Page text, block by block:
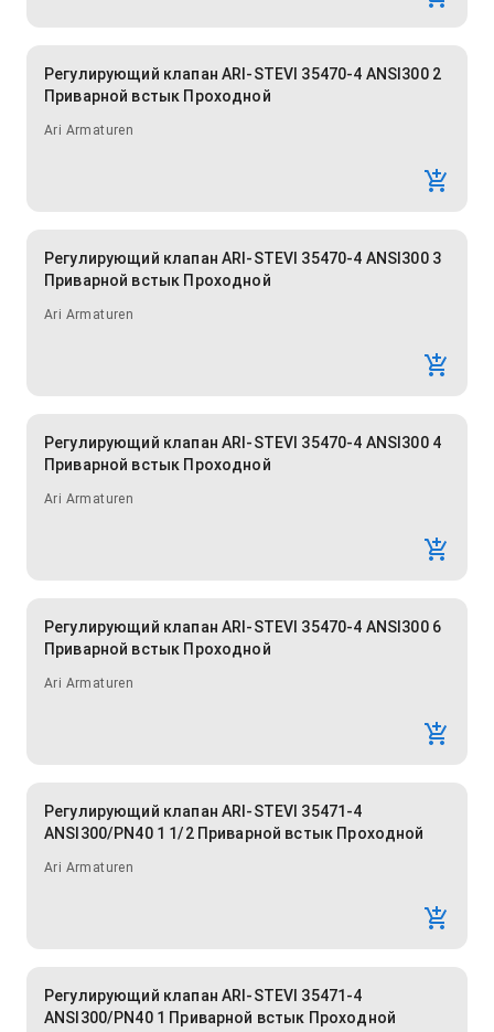
Регулирующий клапан ARI-STEVI 35470-4 ANSI300 2
Приварной встык Проходной
Ari Armaturen
Регулирующий клапан ARI-STEVI 35470-4 ANSI300 3
Приварной встык Проходной
Ari Armaturen
Регулирующий клапан ARI-STEVI 35470-4 ANSI300 4
Приварной встык Проходной
Ari Armaturen
Регулирующий клапан ARI-STEVI 35470-4 ANSI300 6
Приварной встык Проходной
Ari Armaturen
Регулирующий клапан ARI-STEVI 35471-4
ANSI300/PN40 1 1/2 Приварной встык Проходной
Ari Armaturen
Регулирующий клапан ARI-STEVI 35471-4
ANSI300/PN40 1 Приварной встык Проходной